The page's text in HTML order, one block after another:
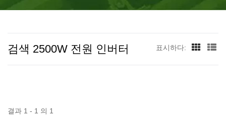
검색 2500W 전원 인버터 표시하다:
결과 1 - 1 의 1